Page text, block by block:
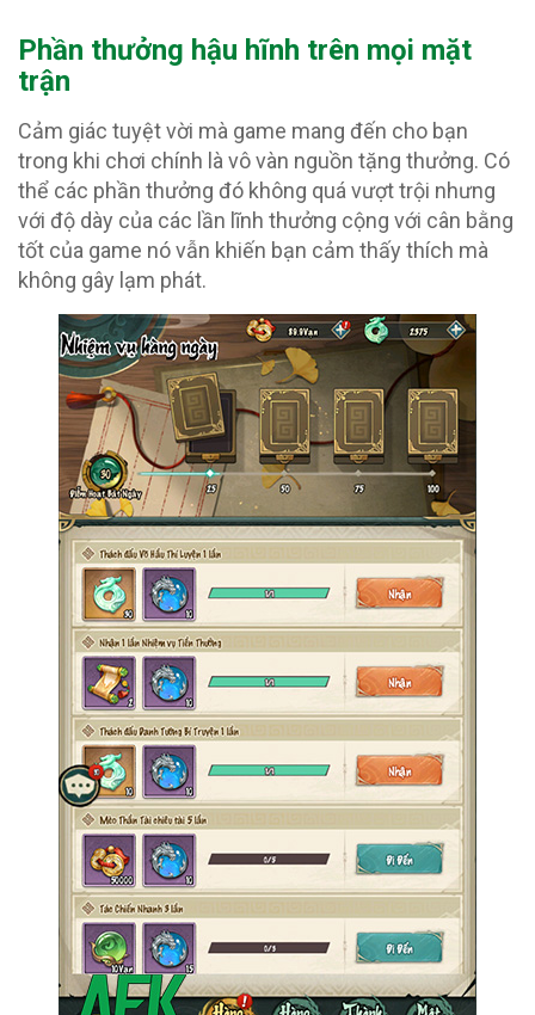
Phần thưởng hậu hĩnh trên mọi mặt
trận
Cảm giác tuyệt vời mà game mang đến cho bạn
trong khi chơi chính là vô vàn nguồn tặng thưởng. Có
thể các phần thưởng đó không quá vượt trội nhưng
với độ dày của các lần lĩnh thưởng cộng với cân bằng
tốt của game nó vẫn khiến bạn cảm thấy thích mà
không gây lạm phát.